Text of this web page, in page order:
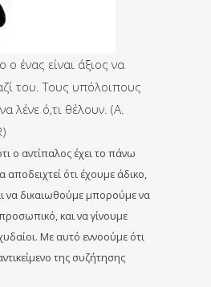
ο ένας είναι άξιος να
του. Τους υπόλοιπους
λένε ό,τι θέλουν. (A.
ο αντίπαλος έχει το πάνω
αποδειχτεί ότι έχουμε άδικο,
να δικαιωθούμε μπορούμε να
και να γίνουμε
Με αυτό εννοούμε ότι
της συζήτησης